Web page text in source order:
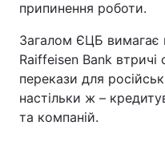
припинення роботи.
Загалом ЄЦБ вимагає
Raiffeisen Bank втричі
перекази для
настільки ж –
та компаній.